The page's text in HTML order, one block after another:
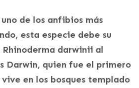
de los anfibios más
esta especie debe su
darwinii al
Darwin, quien fue el primero
en los bosques templado